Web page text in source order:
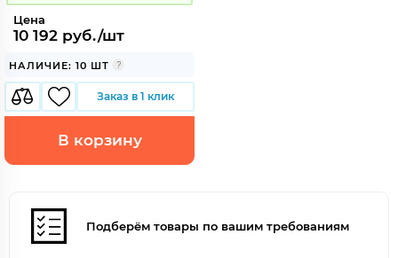
Цена
10 192 руб./шт
НАЛИЧИЕ: 10 ШТ
Заказ в 1 клик
В корзину
Подберём товары по вашим требованиям